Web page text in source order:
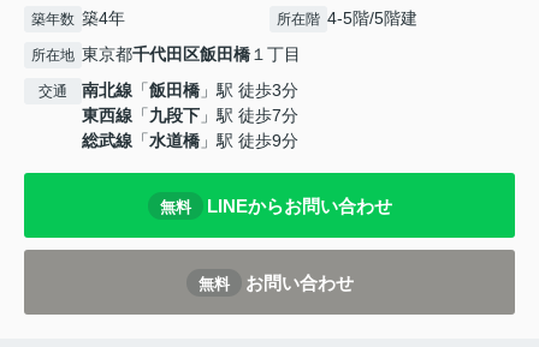
築年数 築4年 所在階 4-5階/5階建
所在地 東京都千代田区飯田橋１丁目
交通 南北線 「飯田橋 」駅 徒歩3分
東西線 「九段下 」駅 徒歩7分
総武線 「水道橋 」駅 徒歩9分
無料 LINEからお問い合わせ
無料 お問い合わせ